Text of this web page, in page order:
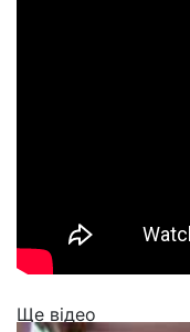
Ще відео